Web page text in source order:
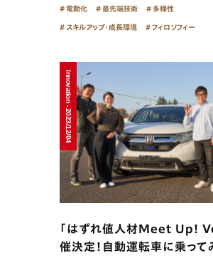
電動化 最先端技術 多様性
スキルアップ・成長環境 フィロソフィー
Innovation - 2023/12/04
「はずれ値人材Meet Up!
催決定！自動運転車に乗って